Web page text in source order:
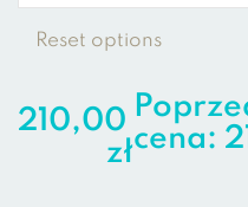
Reset options
210,00
złcena: